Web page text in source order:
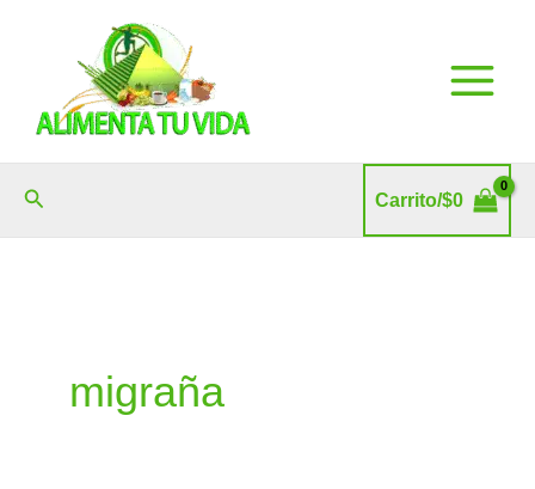
Buscar Carrito/$0
migraña